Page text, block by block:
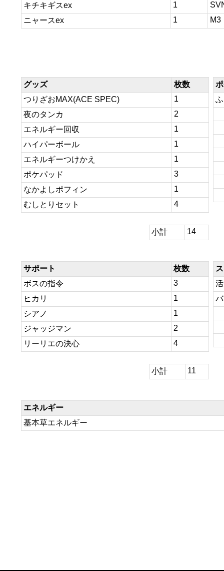
キチキギスex
1
ニャースex
1 M3
グッズ
枚数
つりざおMAX(ACE SPEC)
1
夜のタンカ
2
エネルギー回収
1
ハイパーボール
1
エネルギーつけかえ
1
ポケパッド
3
なかよしポフィン
1
むしとりセット
4
小計 14
サポート
枚数
ボスの指令
3
ヒカリ
1
シアノ
1
ジャッジマン
2
リーリエの決心
4
小計 11
エネルギー
基本草エネルギー